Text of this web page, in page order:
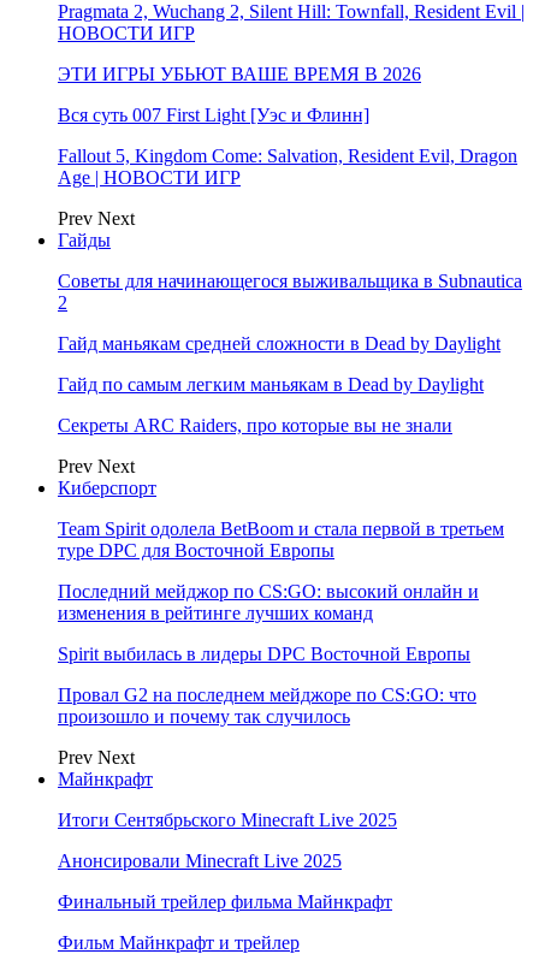
Pragmata 2, Wuchang 2, Silent Hill: Townfall, Resident Evil |
НОВОСТИ ИГР
ЭТИ ИГРЫ УБЬЮТ ВАШЕ ВРЕМЯ В 2026
Вся суть 007 First Light [Уэс и Флинн]
Fallout 5, Kingdom Come: Salvation, Resident Evil, Dragon
Age | НОВОСТИ ИГР
Prev Next
Гайды
Советы для начинающегося выживальщика в Subnautica
2
Гайд маньякам средней сложности в Dead by Daylight
Гайд по самым легким маньякам в Dead by Daylight
Секреты ARC Raiders, про которые вы не знали
Prev Next
Киберспорт
Team Spirit одолела BetBoom и стала первой в третьем
туре DPC для Восточной Европы
Последний мейджор по CS:GO: высокий онлайн и
изменения в рейтинге лучших команд
Spirit выбилась в лидеры DPC Восточной Европы
Провал G2 на последнем мейджоре по CS:GO: что
произошло и почему так случилось
Prev Next
Майнкрафт
Итоги Сентябрьского Minecraft Live 2025
Анонсировали Minecraft Live 2025
Финальный трейлер фильма Майнкрафт
Фильм Майнкрафт и трейлер